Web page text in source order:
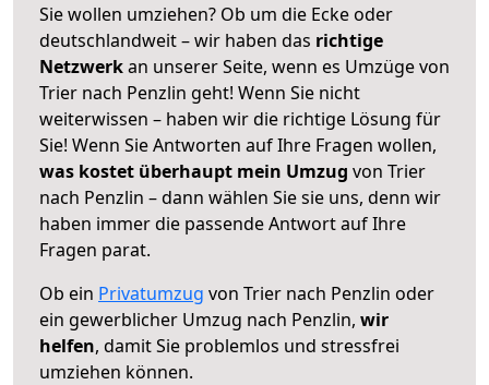
Sie wollen umziehen? Ob um die Ecke oder
deutschlandweit – wir haben das richtige
Netzwerkan unserer Seite, wenn es Umzüge von
Trier nach Penzlin geht! Wenn Sie nicht
weiterwissen – haben wir die richtige Lösung für
Sie! Wenn Sie Antworten auf Ihre Fragen wollen,
was kostet überhaupt mein Umzug von Trier
nach Penzlin – dann wählen Sie sie uns, denn wir
haben immer die passende Antwort auf Ihre
Fragen parat.
Ob ein Privatumzug von Trier nach Penzlin oder
ein gewerblicher Umzug nach Penzlin, wir
helfen, damit Sie problemlos und stressfrei
umziehen können.